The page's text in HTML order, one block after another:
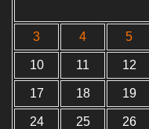
3 4 5
10 11 12
17 18 19
24 25 26